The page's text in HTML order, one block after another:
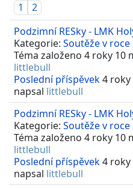
1
2
Podzimní RESky - LMK
Kategorie: Soutěže v roce
Téma založeno 4 roky 10
littlebull
Poslední příspěvek4 roky
napsal littlebull
Podzimní RESky - LMK
Kategorie: Soutěže v roce
Téma založeno 4 roky 10
littlebull
Poslední příspěvek4 roky
napsal littlebull